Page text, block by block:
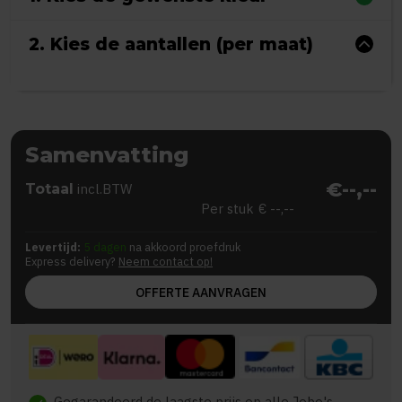
2. Kies de aantallen (per maat)
Samenvatting
Totaal incl.BTW €--,--
Per stuk € --,--
Levertijd: 5 dagen na akkoord proefdruk
Express delivery? Neem contact op!
OFFERTE AANVRAGEN